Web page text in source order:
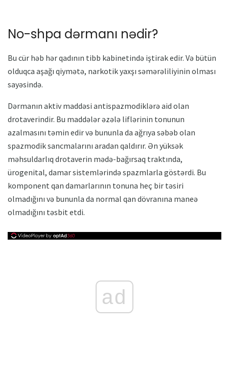
No-shpa dərmanı nədir?
Bu cür həb hər qadının tibb kabinetində iştirak edir. Və bütün
olduqca aşağı qiymətə, narkotik yaxşı səmərəliliyinin olması
sayəsində.
Dərmanın aktiv maddəsi antispazmodiklərə aid olan
drotaverindir. Bu maddələr əzələ liflərinin tonunun
azalmasını təmin edir və bununla da ağrıya səbəb olan
spazmodik sancmalarını aradan qaldırır. Ən yüksək
məhsuldarlıq drotaverin mədə-bağırsaq traktında,
ürogenital, damar sistemlərində spazmlarla göstərdi. Bu
komponent qan damarlarının tonuna heç bir təsiri
olmadığını və bununla da normal qan dövranına maneə
olmadığını təsbit etdi.
ad